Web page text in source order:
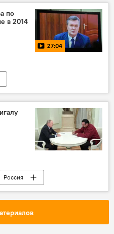
по
в 2014
27:04
Россия